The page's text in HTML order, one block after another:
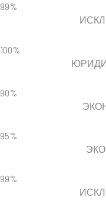
99%
100%
90%
95%
99%